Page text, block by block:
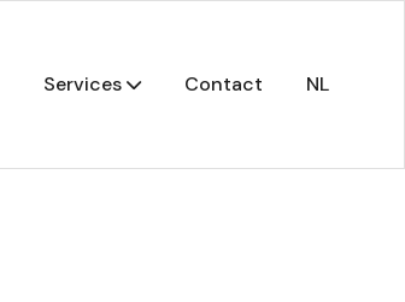
Services Contact NL